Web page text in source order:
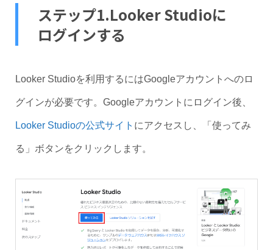
ステップ1.Looker Studioに
ログインする
Looker Studioを利用するにはGoogleアカウントへのロ
グインが必要です。Googleアカウントにログイン後、
Looker Studioの公式サイト にアクセスし、「使ってみ
る」ボタンをクリックします。